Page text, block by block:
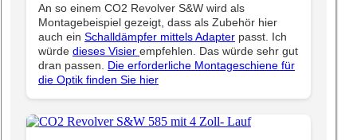
An so einem CO2 Revolver S&W wird als
Montagebeispiel gezeigt, dass als Zubehör hier
auch ein Schalldämpfer mittels Adapter passt. Ich
würde dieses Visier empfehlen. Das würde sehr gut
dran passen. Die erforderliche Montageschiene für
die Optik finden Sie hier